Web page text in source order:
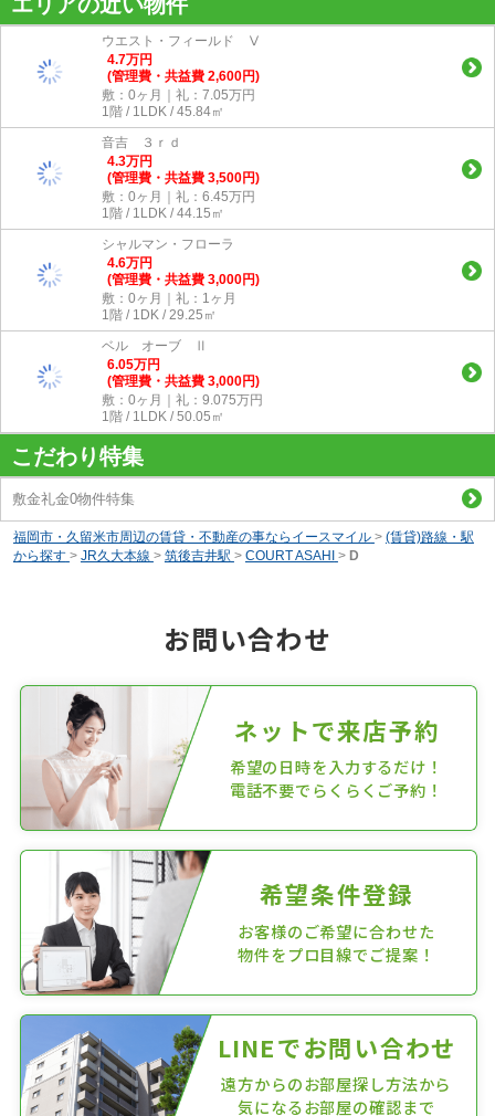
ウエスト・フィールド Ⅴ
4.7万円
(管理費・共益費 2,600円)
敷：0ヶ月｜礼：7.05万円
1階 / 1LDK / 45.84㎡
音吉 ３ｒｄ
4.3万円
(管理費・共益費 3,500円)
敷：0ヶ月｜礼：6.45万円
1階 / 1LDK / 44.15㎡
シャルマン・フローラ
4.6万円
(管理費・共益費 3,000円)
敷：0ヶ月｜礼：1ヶ月
1階 / 1DK / 29.25㎡
ベル オーブ Ⅱ
6.05万円
(管理費・共益費 3,000円)
敷：0ヶ月｜礼：9.075万円
1階 / 1LDK / 50.05㎡
こだわり特集
敷金礼金0物件特集
福岡市・久留米市周辺の賃貸・不動産の事ならイースマイル > (賃貸)路線・駅
から探す > JR久大本線 > 筑後吉井駅 > COURT ASAHI > D
お問い合わせ
ネットで来店予約
希望の日時を入力するだけ！
電話不要でらくらくご予約！
希望条件登録
お客様のご希望に合わせた
物件をプロ目線でご提案！
LINEでお問い合わせ
遠方からのお部屋探し方法から
気になるお部屋の確認まで